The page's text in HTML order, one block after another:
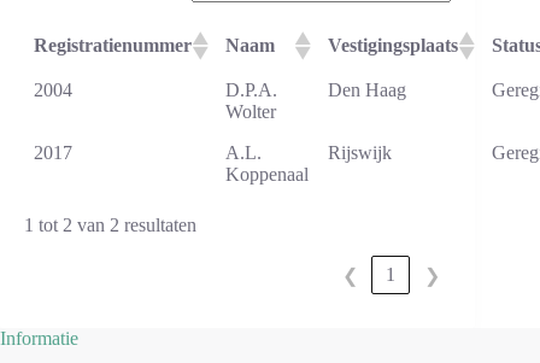
Registratienummer Naam Vestigingsplaats
2004
D.P.A.
Wolter
Den Haag
2017
A.L.
Koppenaal
Rijswijk
1 tot 2 van 2 resultaten
❮ 1 ❯
Informatie